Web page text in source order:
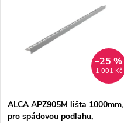
1 001 Kč
–25 %
ALCA APZ905M lišta 1000mm,
pro spádovou podlahu,